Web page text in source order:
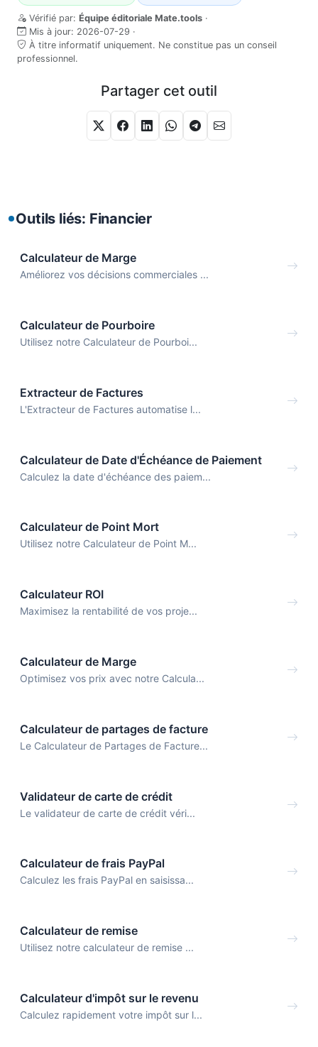
Vérifié par: Équipe éditoriale Mate.tools ·
Mis à jour: 2026-07-29 ·
À titre informatif uniquement. Ne constitue pas un conseil
professionnel.
Partager cet outil
Outils liés: Financier
Calculateur de Marge
Améliorez vos décisions commerciales ...
Calculateur de Pourboire
Utilisez notre Calculateur de Pourboi...
Extracteur de Factures
L'Extracteur de Factures automatise l...
Calculateur de Date d'Échéance de Paiement
Calculez la date d'échéance des paiem...
Calculateur de Point Mort
Utilisez notre Calculateur de Point M...
Calculateur ROI
Maximisez la rentabilité de vos proje...
Calculateur de Marge
Optimisez vos prix avec notre Calcula...
Calculateur de partages de facture
Le Calculateur de Partages de Facture...
Validateur de carte de crédit
Le validateur de carte de crédit véri...
Calculateur de frais PayPal
Calculez les frais PayPal en saisissa...
Calculateur de remise
Utilisez notre calculateur de remise ...
Calculateur d'impôt sur le revenu
Calculez rapidement votre impôt sur l...